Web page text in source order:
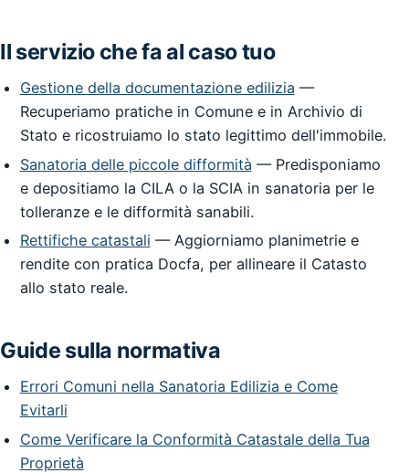
Il servizio che fa al caso tuo
Gestione della documentazione edilizia —
Recuperiamo pratiche in Comune e in Archivio di
Stato e ricostruiamo lo stato legittimo dell'immobile.
Sanatoria delle piccole difformità — Predisponiamo
e depositiamo la CILA o la SCIA in sanatoria per le
tolleranze e le difformità sanabili.
Rettifiche catastali — Aggiorniamo planimetrie e
rendite con pratica Docfa, per allineare il Catasto
allo stato reale.
Guide sulla normativa
Errori Comuni nella Sanatoria Edilizia e Come
Evitarli
Come Verificare la Conformità Catastale della Tua
Proprietà